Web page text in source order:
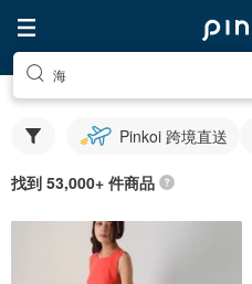
海
Pinkoi 跨境直送
找到 53,000+ 件商品